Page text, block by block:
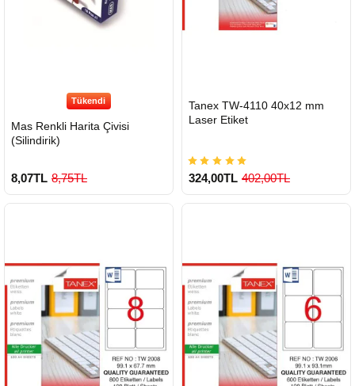
Tükendi
Mas Renkli Harita Çivisi
(Silindirik)
8,07TL 8,75TL
GÖNDERİ
900 TL Üzeri Kargo Ücretsiz
Tanex TW-4110 40x12 mm
Laser Etiket
324,00TL 402,00TL